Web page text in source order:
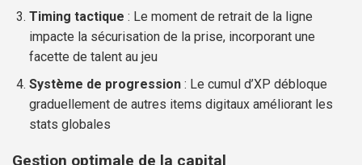
Timing tactique : Le moment de retrait de la ligne
impacte la sécurisation de la prise, incorporant une
facette de talent au jeu
Système de progression: Le cumul d’XP débloque
graduellement de autres items digitaux améliorant les
stats globales
Gestion optimale de la capital